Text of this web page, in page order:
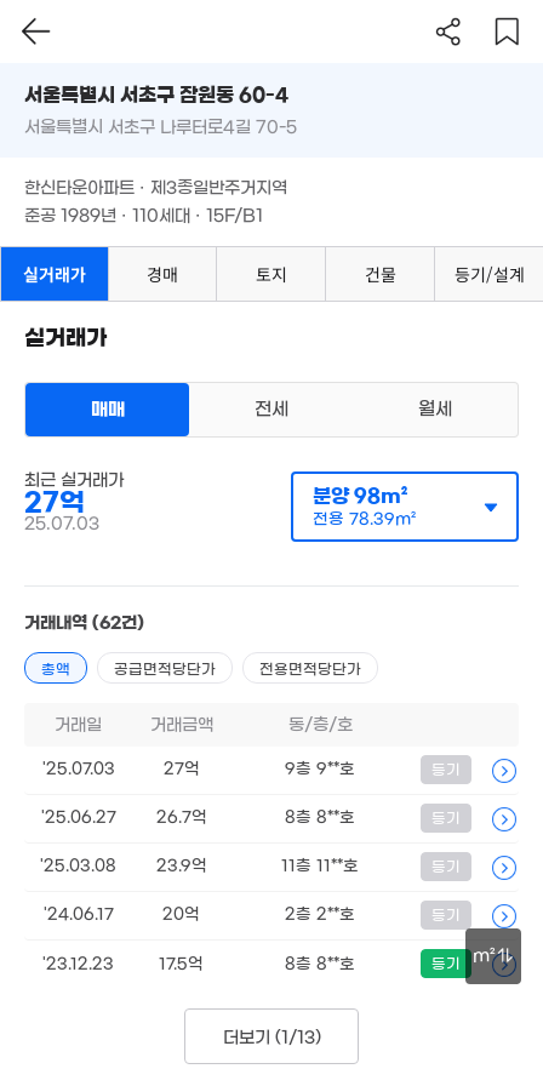
전용78m²
필터 매물 탐색
서울시 서초구 잠원동 60-4
준공 1989년 · 110세대 · 15F/B1
m²
서울특별시 서초구 잠원동 60-4
서울특별시 서초구 나루터로4길 70-5
한신타운아파트 · 제3종일반주거지역
준공 1989년 · 110세대 · 15F/B1
실거래가 경매 토지 건물 등기/설계
실거래가
매매 전세 월세
최근 실거래가
27억
25.07.03
분양98m²
전용 78.39m²
거래내역 (62건)
총액 공급면적당단가 전용면적당단가
거래일 거래금액 동/층/호
'25.07.03 27억 9층 9**호 등기
'25.06.27 26.7억 8층 8**호 등기
'25.03.08 23.9억 11층 11**호 등기
'24.06.17 20억 2층 2**호 등기
'23.12.23 17.5억 8층 8**호 등기
더보기 (1/13)